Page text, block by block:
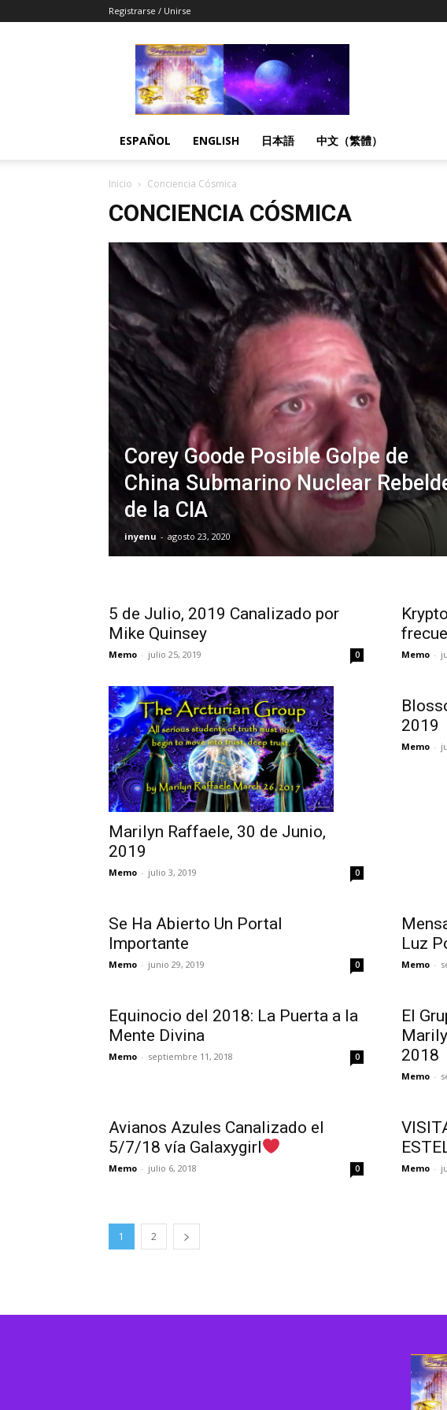
Registrarse / Unirse
Despertandome
Español
ESPAÑOL ENGLISH 日本語 中文（繁體）
Inicio Conciencia Cósmica
CONCIENCIA CÓSMICA
Corey Goode Posible Golpe de
China Submarino Nuclear
de la CIA
inyenu - agosto 23, 2020
5 de Julio, 2019 Canalizado por
Mike Quinsey
Memo - julio 25, 2019 0 Memo -
Marilyn Raffaele, 30 de Junio,
2019
Memo - julio 3, 2019 0
2019
Memo -
Se Ha Abierto Un Portal
Importante
Memo - junio 29, 2019 0
Luz
Memo -
Equinocio del 2018: La Puerta a la
Mente Divina
Memo - septiembre 11, 2018 0
El
2018
Memo -
Avianos Azules Canalizado el
5/7/18 vía Galaxygirl
Memo - julio 6, 2018 0 Memo -
1 2